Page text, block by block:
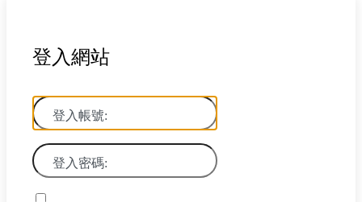
登入網站
登入帳號:
登入密碼: